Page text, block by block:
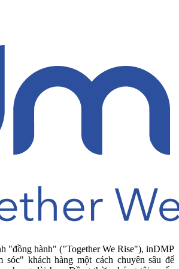
"đồng hành" ("Together We Rise"), inDMP
sóc" khách hàng một cách chuyên sâu để